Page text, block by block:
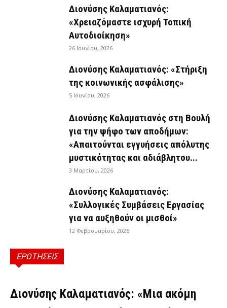
Διονύσης Καλαματιανός:
«Χρειαζόμαστε ισχυρή Τοπική
Αυτοδιοίκηση»
26 Ιουνίου, 2026
Διονύσης Καλαματιανός: «Στήριξη
της κοινωνικής ασφάλισης»
5 Ιουνίου, 2026
Διονύσης Καλαματιανός στη Βουλή
για την ψήφο των αποδήμων:
«Απαιτούνται εγγυήσεις απόλυτης
μυστικότητας και αδιάβλητου...
3 Μαρτίου, 2026
Διονύσης Καλαματιανός:
«Συλλογικές Συμβάσεις Εργασίας
για να αυξηθούν οι μισθοί»
12 Φεβρουαρίου, 2026
ΕΡΩΤΗΣΕΙΣ
ΕΡΩΤΉΣΕΙΣ
Διονύσης Καλαματιανός: «Μια ακόμη